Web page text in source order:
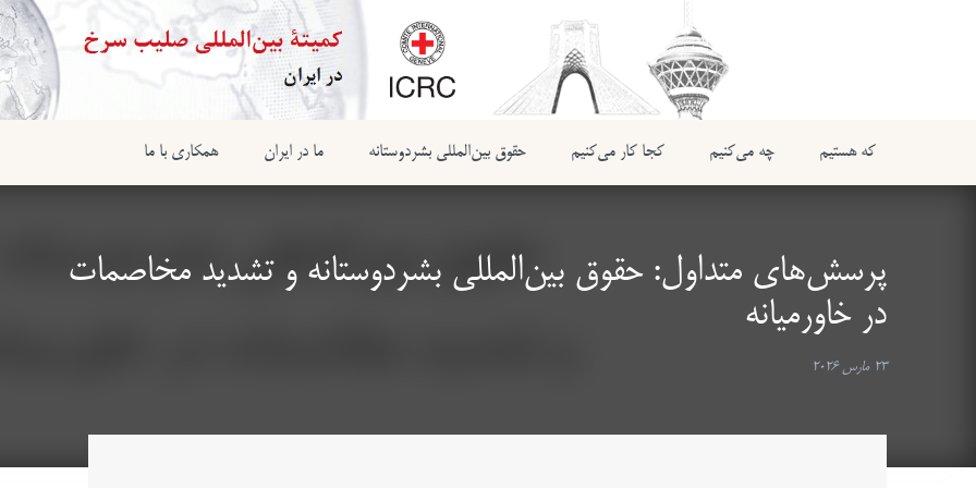
که هستیم چه می‌کنیم کجا کار می‌کنیم حقوق بین‌المللی بشردوستانه ما در ایران همکاری با ما
پرسش‌های متداول: حقوق بین‌المللی بشردوستانه و تشدید مخاصمات
در خاورمیانه
23 مارس 2026